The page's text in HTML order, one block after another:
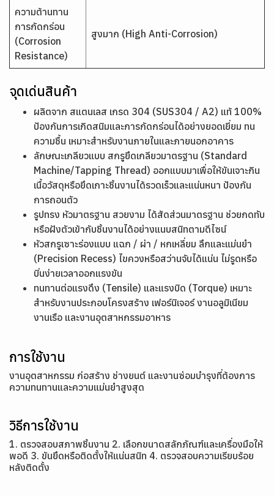
ความต้านทาน
การกัดกร่อน
(Corrosion
Resistance)
สูงมาก (High Anti-Corrosion)
จุดเด่นสินค้า
ผลิตจาก สแตนเลส เกรด 304 (SUS304 / A2) แท้ 100%
ป้องกันการเกิดสนิมและการกัดกร่อนได้อย่างยอดเยี่ยม ทน
ความชื้น เหมาะสำหรับงานภายในและภายนอกอาคาร
ลักษณะเกลียวแบบ สกรูยึดเกลียวมาตรฐาน (Standard
Machine/Tapping Thread) ออกแบบมาเพื่อให้ขันเจาะกิน
เนื้อวัสดุหรือยึดเกาะชิ้นงานได้รวดเร็วและแน่นหนา ป้องกัน
การถอนตัว
รูปทรง หัวมาตรฐาน สวยงาม ได้สัดส่วนมาตรฐาน ช่วยกดทับ
หรือฝังตัวเข้ากับชิ้นงานได้อย่างแนบสนิทตามดีไซน์
หัวสกรูเซาะร่องแบบ แฉก / ผ่า / หกเหลี่ยม ลึกและแม่นยำ
(Precision Recess) ไขควงหรือสว่านจับได้แน่น ไม่รูดหรือ
บิ่นง่ายเวลาออกแรงขัน
ทนทานต่อแรงดึง (Tensile) และแรงบิด (Torque) เหมาะ
สำหรับงานประกอบโครงสร้าง เฟอร์นิเจอร์ งานอลูมิเนียม
งานเรือ และงานอุตสาหกรรมอาหาร
การใช้งาน
งานอุตสาหกรรม ก่อสร้าง ช่างยนต์ และงานซ่อมบำรุงที่ต้องการ
ความทนทานและความแม่นยำสูงสุด
วิธีการใช้งาน
1. ตรวจสอบสภาพชิ้นงาน 2. เลือกขนาดสลักภัณฑ์และเครื่องมือให้
พอดี 3. ขันยึดหรือติดตั้งให้แน่นสนิท 4. ตรวจสอบความเรียบร้อย
หลังติดตั้ง